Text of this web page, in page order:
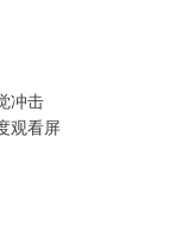
冲击
观看屏